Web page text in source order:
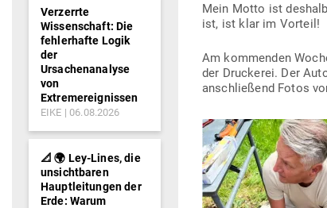
Mein Motto ist
ist, ist klar im Vorteil!
Am kom­menden
der Dru­ckerei. Der
anschließend Fotos
Verzerrte
Wissenschaft: Die
fehlerhafte Logik
der
Ursachenanalyse
von
Extremereignissen
EIKE 06.08.2026
📐 🌍 Ley-Lines, die
unsichtbaren
Hauptleitungen der
Erde: Warum